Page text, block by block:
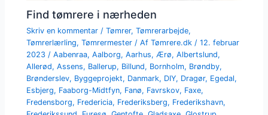
Find tømrere i nærheden
Skriv en kommentar /Tømrer,Tømrerarbejde,
Tømrerlærling,Tømrermester / AfTømrere.dk /12. februar
2023 /Aabenraa,Aalborg,Aarhus, Ærø,Albertslund,
Allerød,Assens, Ballerup, Billund, Bornholm, Brøndby,
Brønderslev, Byggeprojekt, Danmark, DIY, Dragør, Egedal,
Esbjerg, Faaborg-Midtfyn, Fanø, Favrskov, Faxe,
Fredensborg, Fredericia, Frederiksberg, Frederikshavn,